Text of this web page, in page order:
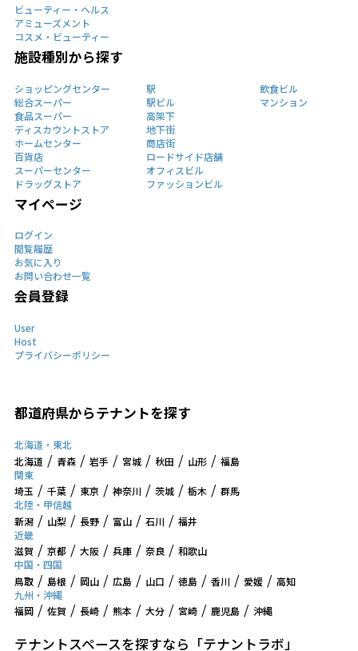
ビューティー・ヘルス
アミューズメント
コスメ・ビューティー
施設種別から探す
ショッピングセンター
総合スーパー
食品スーパー
ディスカウントストア
ホームセンター
百貨店
スーパーセンター
ドラッグストア
駅
駅ビル
高架下
地下街
商店街
ロードサイド店舗
オフィスビル
ファッションビル
飲食ビル
マンション
マイページ
ログイン
閲覧履歴
お気に入り
お問い合わせ一覧
会員登録
User
Host
プライバシーポリシー
都道府県からテナントを探す
北海道・東北
北海道
青森 岩手 宮城 秋田 山形
福島
関東
埼玉
千葉 東京 神奈川 茨城 栃木
群馬
北陸・甲信越
新潟
山梨 長野 富山 石川
福井
近畿
滋賀
京都 大阪 兵庫 奈良
和歌山
中国・四国
鳥取
島根 岡山 広島 山口 徳島 香川 愛媛
高知
九州・沖縄
福岡
佐賀 長崎 熊本 大分 宮崎 鹿児島 沖縄
テナントスペースを探すなら「テナントラボ」